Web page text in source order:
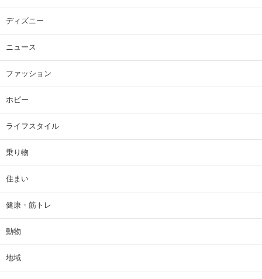
ディズニー
ニュース
ファッション
ホビー
ライフスタイル
乗り物
住まい
健康・筋トレ
動物
地域